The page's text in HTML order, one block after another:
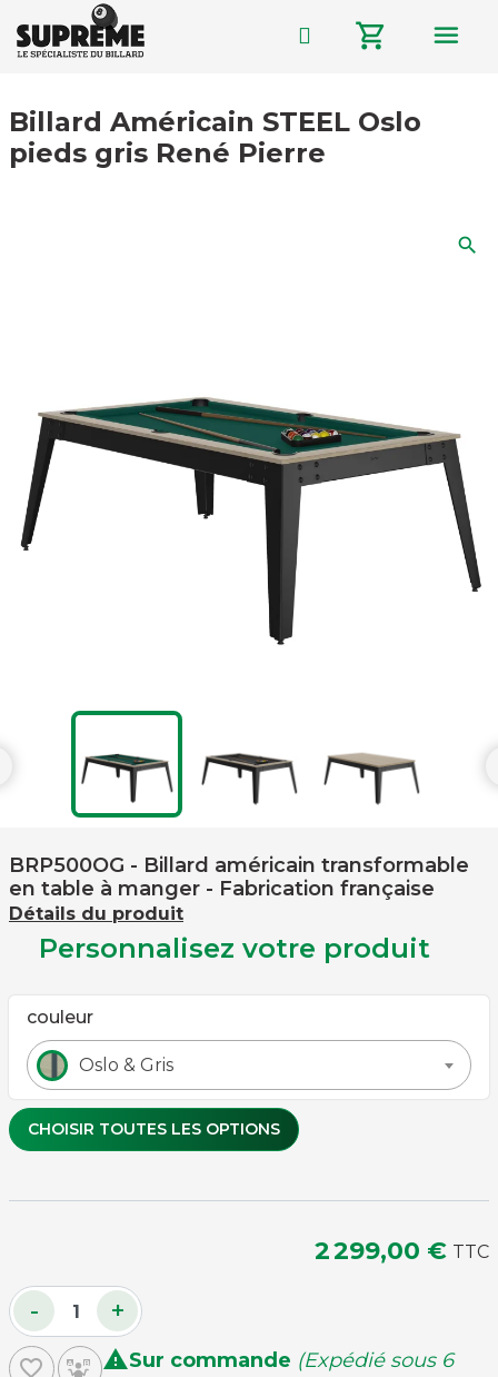
shopping_cart menu
Billard Américain STEEL Oslo
pieds gris René Pierre
search
BRP500OG - Billard américain transformable
en table à manger - Fabrication française
Détails du produit
Personnalisez votre produit
couleur
Oslo & Gris
CHOISIR TOUTES LES OPTIONS
Couleur de tapis
Vert2 299,00 € TTC
- +
favorite_border Sur commande (Expédié sous 6